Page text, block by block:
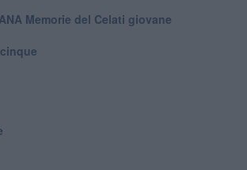
Memorie del Celati giovane